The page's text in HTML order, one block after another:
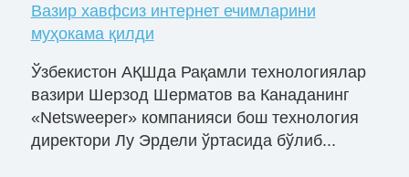
Вазир хавфсиз интернет ечимларини
муҳокама қилди
Ўзбекистон АҚШда Рақамли технологиялар
вазири Шерзод Шерматов ва Канаданинг
«Netsweeper» компанияси бош технология
директори Лу Эрдели ўртасида бўлиб...